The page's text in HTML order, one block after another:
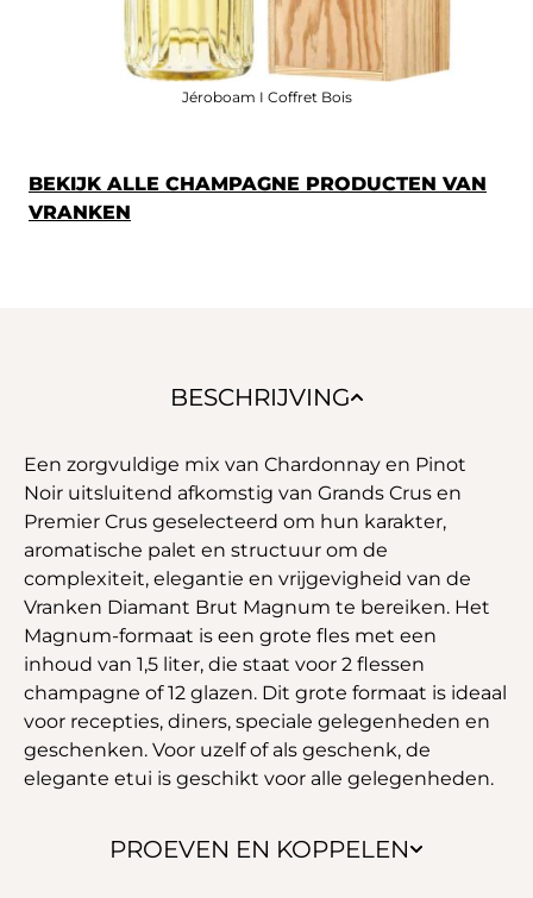
Jéroboam I Coffret Bois
BEKIJK ALLE CHAMPAGNE PRODUCTEN VAN
VRANKEN
BESCHRIJVING
PROEVEN EN KOPPELEN
Een zorgvuldige mix van Chardonnay en Pinot
Noir uitsluitend afkomstig van Grands Crus en
Premier Crus geselecteerd om hun karakter,
aromatische palet en structuur om de
complexiteit, elegantie en vrijgevigheid van de
Vranken Diamant Brut Magnum te bereiken. Het
Magnum-formaat is een grote fles met een
inhoud van 1,5 liter, die staat voor 2 flessen
champagne of 12 glazen. Dit grote formaat is ideaal
voor recepties, diners, speciale gelegenheden en
geschenken. Voor uzelf of als geschenk, de
elegante etui is geschikt voor alle gelegenheden.